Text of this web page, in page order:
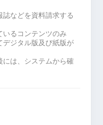
などを資料請求する
るコンテンツのみ
デジタル版及び紙版が
には、システムから確